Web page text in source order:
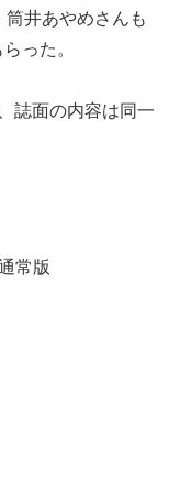
井あやめさんも
った。
誌面の内容は同一
常版